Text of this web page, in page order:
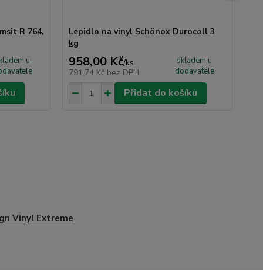
R 764,
u
Lepidlo na vinyl Schönox Durocoll 3
kg
958,00 Kč/ks
791,74 Kč bez DPH
skladem u
dodavatele
Přidat do košíku
Vinyl Extreme